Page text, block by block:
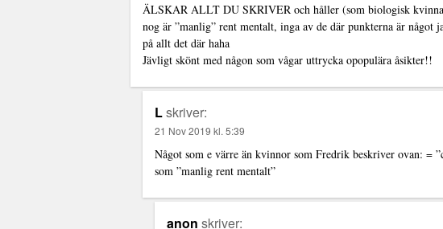
ÄLSKAR ALLT DU SKRIVER och håller (som biologisk
nog är ”manlig” rent mentalt, inga av de där punkterna är
på allt det där haha
Jävligt skönt med någon som vågar uttrycka opopulära åsikter!!
Lskriver:
21 Nov 2019 kl. 5:39
Något som e värre än kvinnor som Fredrik beskriver ovan: =
som ”manlig rent mentalt”
anon skriver: